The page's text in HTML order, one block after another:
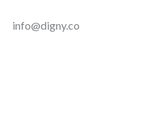
info@digny.co